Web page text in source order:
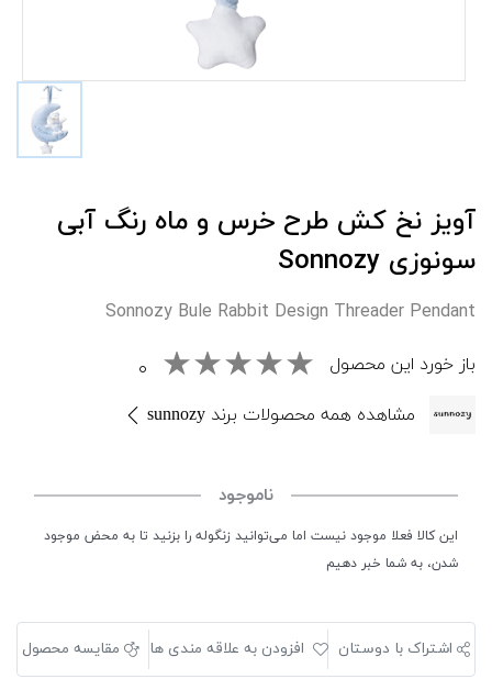
آویز نخ کش طرح خرس و ماه رنگ آبی
سونوزی Sonnozy
Sonnozy Bule Rabbit Design Threader Pendant
باز خورد این محصول
۰
مشاهده همه محصولات برند sunnozy
ناموجود
این کالا فعلا موجود نیست اما می‌توانید زنگوله را بزنید تا به محض موجود
شدن، به شما خبر دهیم
اشتراک با دوستان افزودن به علاقه مندی ها مقایسه محصول